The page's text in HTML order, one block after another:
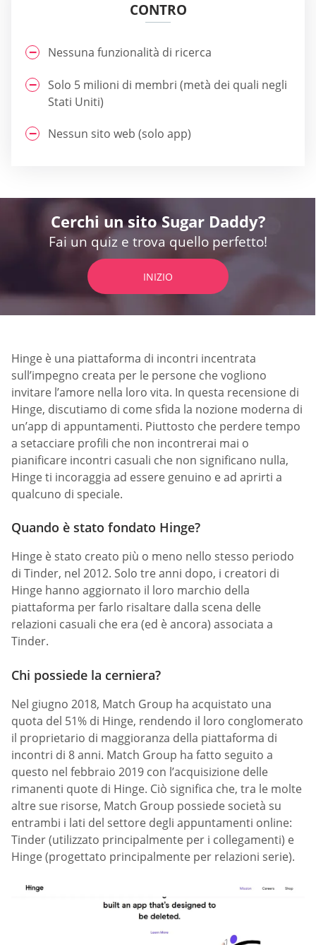
CONTRO
Nessuna funzionalità di ricerca
Solo 5 milioni di membri (metà dei quali negli
Stati Uniti)
Nessun sito web (solo app)
Cerchi un sito Sugar Daddy?
Fai un quiz e trova quello perfetto!
INIZIO
Hinge è una piattaforma di incontri incentrata
sull’impegno creata per le persone che vogliono
invitare l’amore nella loro vita. In questa recensione di
Hinge, discutiamo di come sfida la nozione moderna di
un’app di appuntamenti. Piuttosto che perdere tempo
a setacciare profili che non incontrerai mai o
pianificare incontri casuali che non significano nulla,
Hinge ti incoraggia ad essere genuino e ad aprirti a
qualcuno di speciale.
Quando è stato fondato Hinge?
Hinge è stato creato più o meno nello stesso periodo
di Tinder, nel 2012. Solo tre anni dopo, i creatori di
Hinge hanno aggiornato il loro marchio della
piattaforma per farlo risaltare dalla scena delle
relazioni casuali che era (ed è ancora) associata a
Tinder.
Chi possiede la cerniera?
Nel giugno 2018, Match Group ha acquistato una
quota del 51% di Hinge, rendendo il loro conglomerato
il proprietario di maggioranza della piattaforma di
incontri di 8 anni. Match Group ha fatto seguito a
questo nel febbraio 2019 con l’acquisizione delle
rimanenti quote di Hinge. Ciò significa che, tra le molte
altre sue risorse, Match Group possiede società su
entrambi i lati del settore degli appuntamenti online:
Tinder (utilizzato principalmente per i collegamenti) e
Hinge (progettato principalmente per relazioni serie).